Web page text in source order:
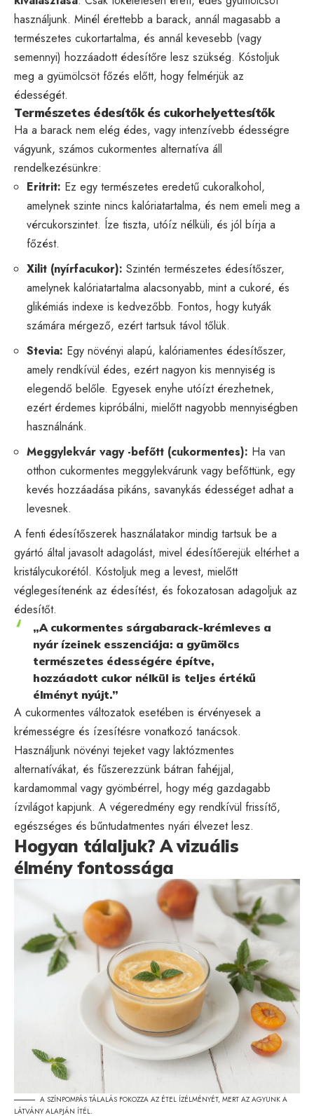
használjunk. Minél érettebb a barack, annál magasabb a
természetes cukortartalma, és annál kevesebb (vagy
semennyi) hozzáadott édesítőre lesz szükség. Kóstoljuk
meg a gyümölcsöt főzés előtt, hogy felmérjük az
édességét.
Természetes édesítők és cukorhelyettesítők
Ha a barack nem elég édes, vagy intenzívebb édességre
vágyunk, számos cukormentes alternatíva áll
rendelkezésünkre:
Eritrit: Ez egy természetes eredetű cukoralkohol,
amelynek szinte nincs kalóriatartalma, és nem emeli meg a
vércukorszintet. Íze tiszta, utóíz nélküli, és jól bírja a
főzést.
Xilit (nyírfacukor): Szintén természetes édesítőszer,
amelynek kalóriatartalma alacsonyabb, mint a cukoré, és
glikémiás indexe is kedvezőbb. Fontos, hogy kutyák
számára mérgező, ezért tartsuk távol tőlük.
Stevia: Egy növényi alapú, kalóriamentes édesítőszer,
amely rendkívül édes, ezért nagyon kis mennyiség is
elegendő belőle. Egyesek enyhe utóízt érezhetnek,
ezért érdemes kipróbálni, mielőtt nagyobb mennyiségben
használnánk.
Meggylekvár vagy -befőtt (cukormentes): Ha van
otthon cukormentes meggylekvárunk vagy befőttünk, egy
kevés hozzáadása pikáns, savanykás édességet adhat a
levesnek.
A fenti édesítőszerek használatakor mindig tartsuk be a
gyártó által javasolt adagolást, mivel édesítőerejük eltérhet a
kristálycukorétól. Kóstoljuk meg a levest, mielőtt
véglegesítenénk az édesítést, és fokozatosan adagoljuk az
édesítőt.
„A cukormentes sárgabarack-krémleves a
nyár ízeinek esszenciája: a gyümölcs
természetes édességére építve,
hozzáadott cukor nélkül is teljes értékű
élményt nyújt.”
A cukormentes változatok esetében is érvényesek a
krémességre és ízesítésre vonatkozó tanácsok.
Használjunk növényi tejeket vagy laktózmentes
alternatívákat, és fűszerezzünk bátran fahéjjal,
kardamommal vagy gyömbérrel, hogy még gazdagabb
ízvilágot kapjunk. A végeredmény egy rendkívül frissítő,
egészséges és bűntudatmentes nyári élvezet lesz.
Hogyan tálaljuk? A vizuális
élmény fontossága
A SZÍNPOMPÁS TÁLALÁS FOKOZZA AZ ÉTEL ÍZÉLMÉNYÉT, MERT AZ AGYUNK A
LÁTVÁNY ALAPJÁN ÍTÉL.